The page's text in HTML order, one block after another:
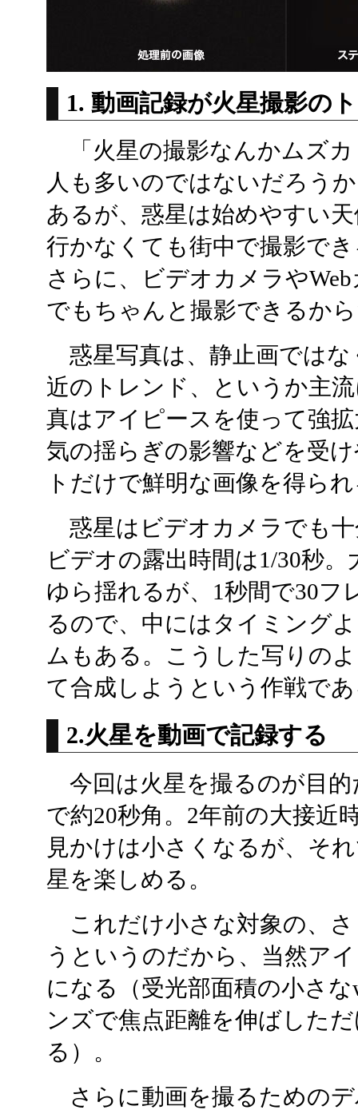
1. 動画記録が火星撮影の
「火星の撮影なんかムズ
人も多いのではないだろう
あるが、惑星は始めやすい
行かなくても街中で撮影で
さらに、ビデオカメラや
でもちゃんと撮影できるか
惑星写真は、静止画ではな
近のトレンド、というか主
真はアイピースを使って強
気の揺らぎの影響などを受
トだけで鮮明な画像を得ら
惑星はビデオカメラでも
ビデオの露出時間は1/30秒
ゆら揺れるが、1秒間で30フ
るので、中にはタイミング
ムもある。こうした写りの
て合成しようという作戦で
2.火星を動画で記録する
今回は火星を撮るのが目的
で約20秒角。2年前の大接近
見かけは小さくなるが、そ
星を楽しめる。
これだけ小さな対象の、
うというのだから、当然ア
になる（受光部面積の小さ
ンズで焦点距離を伸ばした
る）。
さらに動画を撮るための